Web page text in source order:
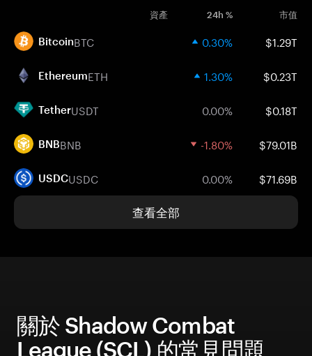
資產 24h % 市值
BitcoinBTC 0.30% $1.29T
EthereumETH 1.30% $0.23T
TetherUSDT 0.00% $0.18T
BNBBNB -1.80% $79.01B
USDCUSDC 0.00% $71.69B
查看全部
關於 Shadow Combat
League (SCL) 的常見問題